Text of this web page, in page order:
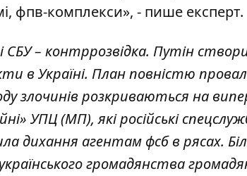
фпв-комплекси», - пише експерт.
– контррозвідка. Путін
в Україні. План повністю
злочинів розкриваються на
УПЦ (МП), які російські
дихання агентам фсб в рясах.
громадянства